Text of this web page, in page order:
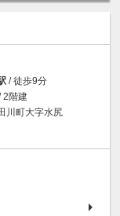
/ 徒歩9分
2階建
川町大字水尻